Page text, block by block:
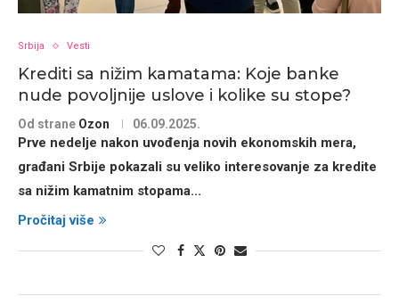
Srbija Vesti
Krediti sa nižim kamatama: Koje banke
nude povoljnije uslove i kolike su stope?
Od strane Ozon 06.09.2025.
Prve nedelje nakon uvođenja novih ekonomskih mera,
građani Srbije pokazali su veliko interesovanje za kredite
sa nižim kamatnim stopama...
Pročitaj više